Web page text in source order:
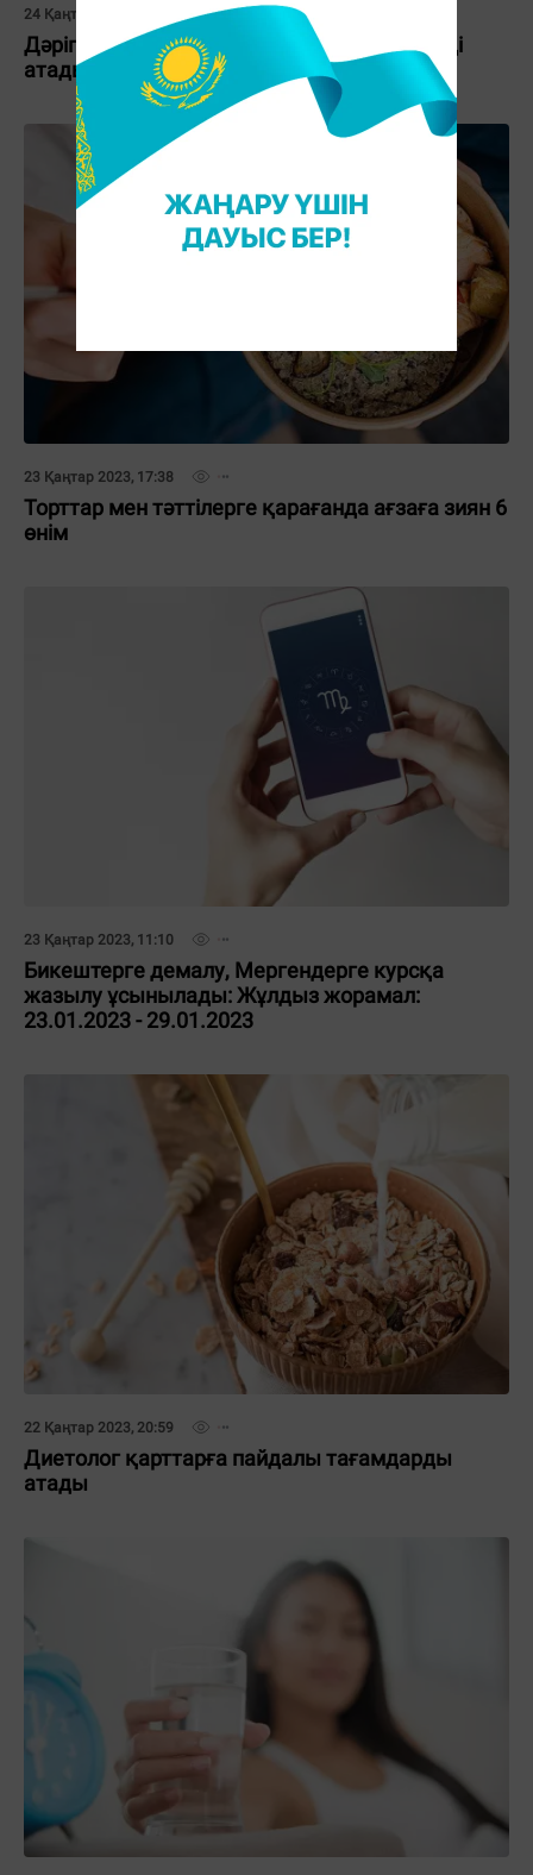
24 Қаңтар 2023, 11:33
Дәрігер шаштың түсуіне әкелетін әдеттерді
атады
23 Қаңтар 2023, 17:38
Торттар мен тәттілерге қарағанда ағзаға зиян 6
өнім
23 Қаңтар 2023, 11:10
Бикештерге демалу, Мергендерге курсқа
жазылу ұсынылады: Жұлдыз жорамал:
23.01.2023 - 29.01.2023
22 Қаңтар 2023, 20:59
Диетолог қарттарға пайдалы тағамдарды
атады